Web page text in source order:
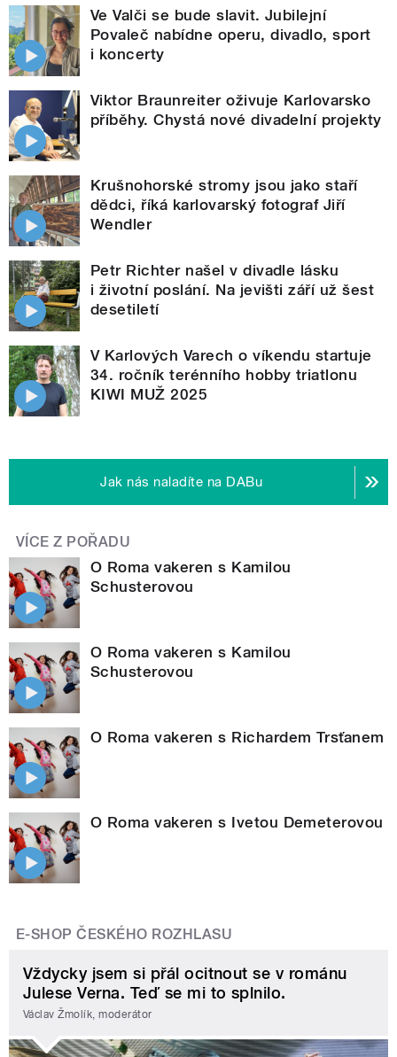
Ve Valči se bude slavit. Jubilejní
Povaleč nabídne operu, divadlo, sport
i koncerty
Viktor Braunreiter oživuje Karlovarsko
příběhy. Chystá nové divadelní projekty
Krušnohorské stromy jsou jako staří
dědci, říká karlovarský fotograf Jiří
Wendler
Petr Richter našel v divadle lásku
i životní poslání. Na jevišti září už šest
desetiletí
V Karlových Varech o víkendu startuje
34. ročník terénního hobby triatlonu
KIWI MUŽ 2025
Jak nás naladíte na DABu
VÍCE Z POŘADU
O Roma vakeren s Kamilou
Schusterovou
O Roma vakeren s Kamilou
Schusterovou
O Roma vakeren s Richardem Trsťanem
O Roma vakeren s Ivetou Demeterovou
E-SHOP ČESKÉHO ROZHLASU
Vždycky jsem si přál ocitnout se v románu
Julese Verna. Teď se mi to splnilo.
Václav Žmolík, moderátor